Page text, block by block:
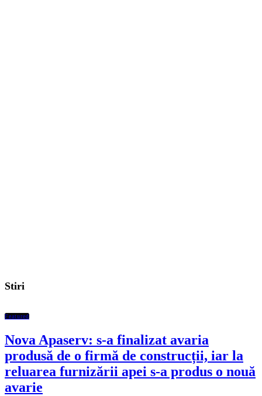
Stiri
Featured
Nova Apaserv: s-a finalizat avaria
produsă de o firmă de construcții, iar la
reluarea furnizării apei s-a produs o nouă
avarie